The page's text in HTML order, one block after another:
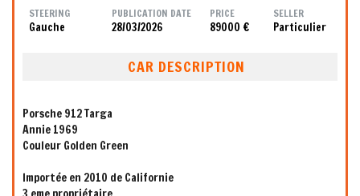
STEERING
Gauche
PUBLICATION DATE
28/03/2026
PRICE
89000 €
SELLER
Particulier
CAR DESCRIPTION
Porsche 912 Targa
Annie 1969
Couleur Golden Green
Importée en 2010 de Californie